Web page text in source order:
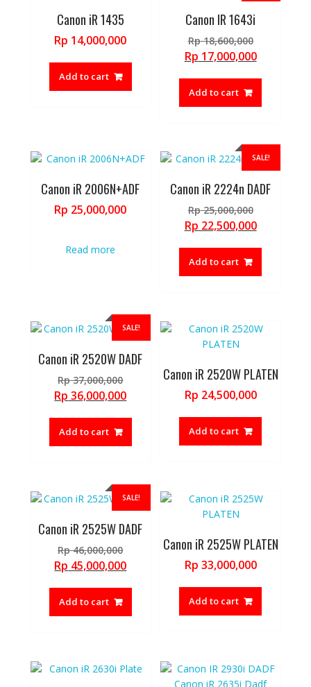
Canon iR 1435
Rp 14,000,000
Add to cart
Canon IR 1643i
Rp18,600,000Original
price
Rp 17,000,000Current
Add to cart
Canon iR 2006N+ADF
Rp 25,000,000
Read more
SALE!
Canon iR 2224n DADF
Rp25,000,000Original
price
Rp 22,500,000Current
Add to cart
SALE!
Canon iR 2520W DADF
Rp37,000,000Original
price
Rp 37,000,000.
Rp 36,000,000Current
Add to cart
Canon iR 2520W PLATEN
Rp 24,500,000
Add to cart
SALE!
Canon iR 2525W DADF
Rp46,000,000Original
price
Rp 46,000,000.
Rp 45,000,000Current
Add to cart
Canon iR 2525W PLATEN
Rp 33,000,000
Add to cart